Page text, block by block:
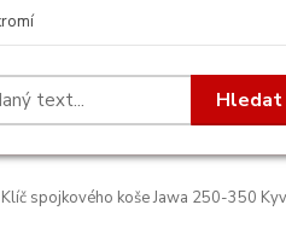
Hledat
Klíč spojkového koše Jawa 250-350